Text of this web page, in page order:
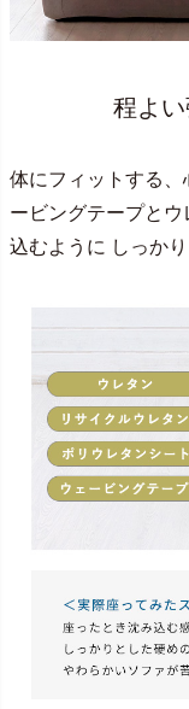
程よ
体にフィットする、
ービングテープと
込むように しっか